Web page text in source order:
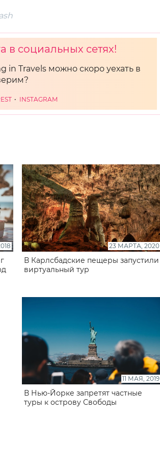
в социальных сетях!
in Travels можно скоро уехать в
INSTAGRAM
23 МАРТА, 2020
В Карлсбадские пещеры запустили
виртуальный тур
11 МАЯ, 2019
В Нью-Йорке запретят частные
туры к острову Свободы